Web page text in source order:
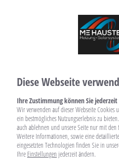
Badinspiration & Musterbäder
Diese Webseite
Ihre Zustimmung können Sie
Wir verwenden auf dieser Webseite Cookies
ein bestmögliches Nutzungserlebnis zu
auch ablehnen und unsere Seite nur mit den
Weitere Informationen, sowie eine
eingesetzten Technologien finden Sie in
Ihre Einstellungen jederzeit ändern.